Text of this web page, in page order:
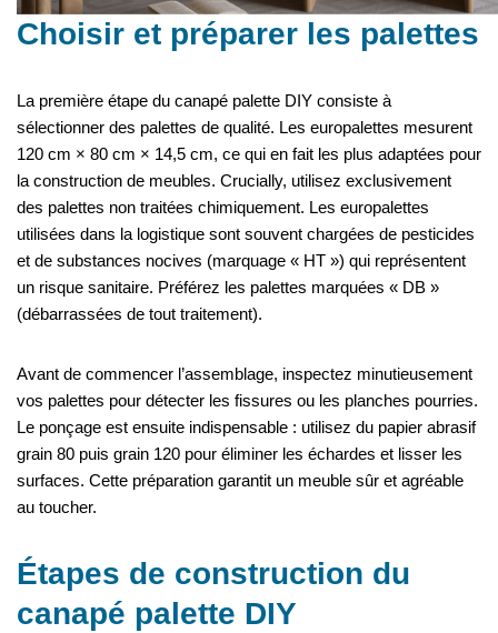
Choisir et préparer les palettes
La première étape du canapé palette DIY consiste à
sélectionner des palettes de qualité. Les europalettes mesurent
120 cm × 80 cm × 14,5 cm, ce qui en fait les plus adaptées pour
la construction de meubles. Crucially, utilisez exclusivement
des palettes non traitées chimiquement. Les europalettes
utilisées dans la logistique sont souvent chargées de pesticides
et de substances nocives (marquage « HT ») qui représentent
un risque sanitaire. Préférez les palettes marquées « DB »
(débarrassées de tout traitement).
Avant de commencer l’assemblage, inspectez minutieusement
vos palettes pour détecter les fissures ou les planches pourries.
Le ponçage est ensuite indispensable : utilisez du papier abrasif
grain 80 puis grain 120 pour éliminer les échardes et lisser les
surfaces. Cette préparation garantit un meuble sûr et agréable
au toucher.
Étapes de construction du
canapé palette DIY